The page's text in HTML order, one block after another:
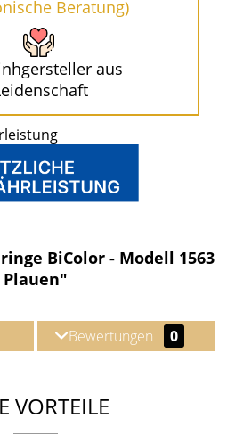
Beratung)
aus
BiColor - Modell 1563
Plauen"
Bewertungen 0
VORTEILE